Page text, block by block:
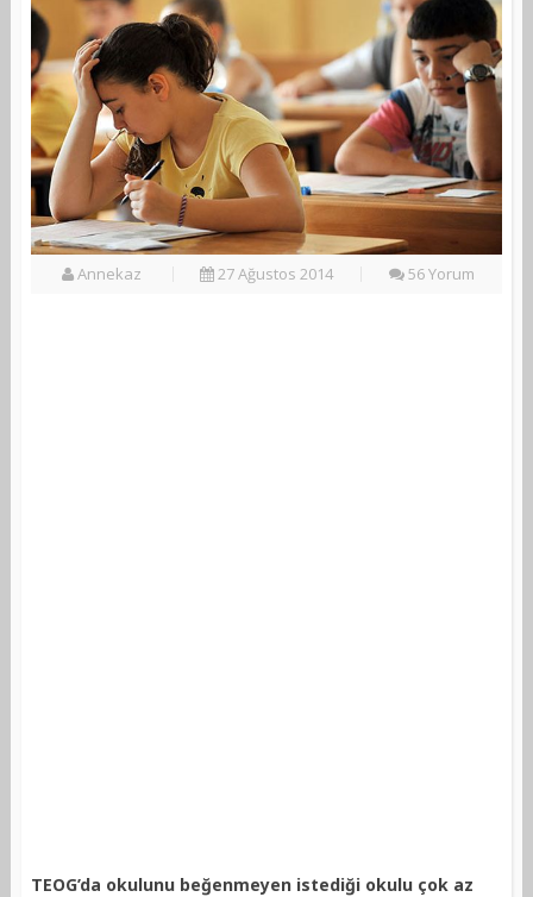
Annekaz 27 Ağustos 2014 56 Yorum
TEOG’da okulunu beğenmeyen istediği okulu çok az